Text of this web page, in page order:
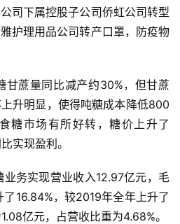
司下属控股子公司侨虹公司转型
护理用品公司转产口罩，防疫物
甘蔗量同比减产约30%，但甘蔗
升明显，使得吨糖成本降低800
糖市场有所好转，糖价上升了
实现盈利。
务实现营业收入12.97亿元，毛
16.84%，较2019年全年上升了
亿元，占营收比重为4.68%。